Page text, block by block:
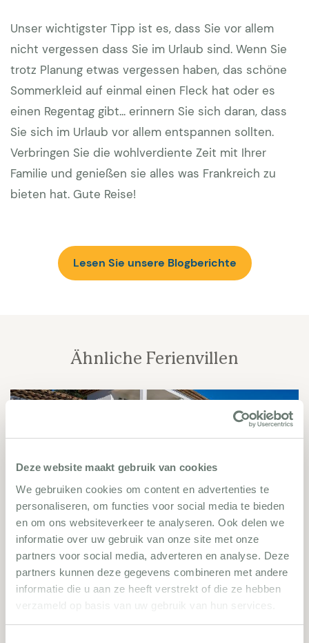
Deze website maakt gebruik van cookies
We gebruiken cookies om content en advertenties te
personaliseren, om functies voor social media te bieden
en om ons websiteverkeer te analyseren. Ook delen we
informatie over uw gebruik van onze site met onze
partners voor social media, adverteren en analyse. Deze
partners kunnen deze gegevens combineren met andere
informatie die u aan ze heeft verstrekt of die ze hebben
verzameld op basis van uw gebruik van hun services.
Unser wichtigster Tipp ist es, dass Sie vor allem
nicht vergessen dass Sie im Urlaub sind. Wenn Sie
trotz Planung etwas vergessen haben, das schöne
Sommerkleid auf einmal einen Fleck hat oder es
einen Regentag gibt... erinnern Sie sich daran, dass
Sie sich im Urlaub vor allem entspannen sollten.
Verbringen Sie die wohlverdiente Zeit mit Ihrer
Familie und genießen sie alles was Frankreich zu
bieten hat. Gute Reise!
Lesen Sie unsere Blogberichte
Ähnliche Ferienvillen
Sainte-Maxime 2165
5 Schlafzimmer 10 Personen